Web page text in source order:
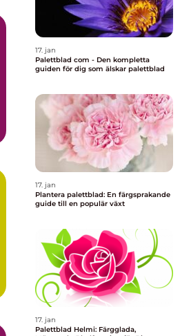
17. jan
Palettblad com - Den kompletta
guiden för dig som älskar palettblad
17. jan
Plantera palettblad: En färgsprakande
guide till en populär växt
17. jan
Palettblad Helmi: Färgglada,